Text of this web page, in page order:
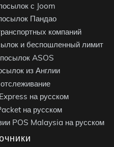
с Joom
Пандао
компаний
и беспошленный лимит
ASOS
из Англии
на русском
на русском
POS Malaysia на русском